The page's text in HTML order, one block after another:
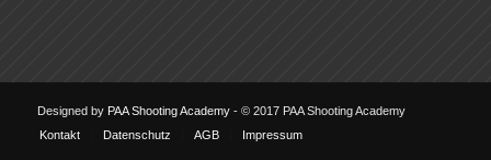
Designed by PAA Shooting Academy- © 2017 PAA Shooting Academy
Kontakt
Datenschutz AGB Impressum